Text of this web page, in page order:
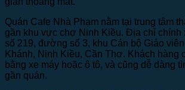
Quán Cafe Nhà Phạm nằm tại trung tâm
gần khu vực chợ Ninh Kiều. Địa chỉ chính
số 219, đường số 3, khu Cán bộ Giáo
Khánh, Ninh Kiều, Cần Thơ. Khách hàng
bằng xe máy hoặc ô tô, và cũng dễ dàng
gần quán.